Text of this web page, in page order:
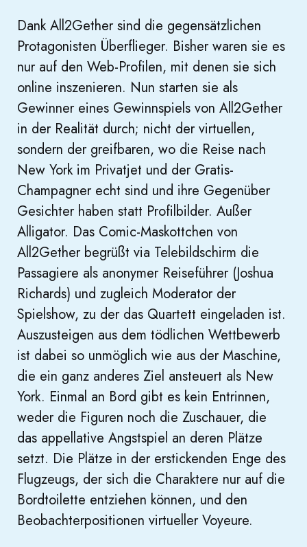
Dank All2Gether sind die gegensätzlichen
Protagonisten Überflieger. Bisher waren sie es
nur auf den Web-Profilen, mit denen sie sich
online inszenieren. Nun starten sie als
Gewinner eines Gewinnspiels von All2Gether
in der Realität durch; nicht der virtuellen,
sondern der greifbaren, wo die Reise nach
New York im Privatjet und der Gratis-
Champagner echt sind und ihre Gegenüber
Gesichter haben statt Profilbilder. Außer
Alligator. Das Comic-Maskottchen von
All2Gether begrüßt via Telebildschirm die
Passagiere als anonymer Reiseführer (Joshua
Richards) und zugleich Moderator der
Spielshow, zu der das Quartett eingeladen ist.
Auszusteigen aus dem tödlichen Wettbewerb
ist dabei so unmöglich wie aus der Maschine,
die ein ganz anderes Ziel ansteuert als New
York. Einmal an Bord gibt es kein Entrinnen,
weder die Figuren noch die Zuschauer, die
das appellative Angstspiel an deren Plätze
setzt. Die Plätze in der erstickenden Enge des
Flugzeugs, der sich die Charaktere nur auf die
Bordtoilette entziehen können, und den
Beobachterpositionen virtueller Voyeure.